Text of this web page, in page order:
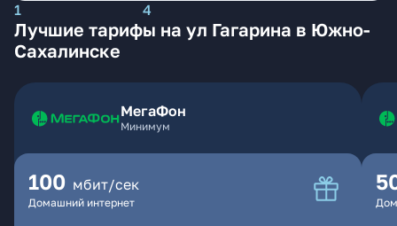
1 4
Лучшие тарифы на ул Гагарина в Южно-
Сахалинске
МегаФон
Минимум
100 мбит/сек
Домашний интернет